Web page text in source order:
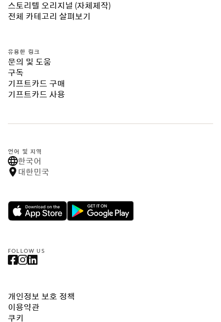
스토리텔 오리지널 (자체제작)
전체 카테고리 살펴보기
유용한 링크
문의 및 도움
구독
기프트카드 구매
기프트카드 사용
언어 및 지역
한국어
대한민국
FOLLOW US
개인정보 보호 정책
이용약관
쿠키